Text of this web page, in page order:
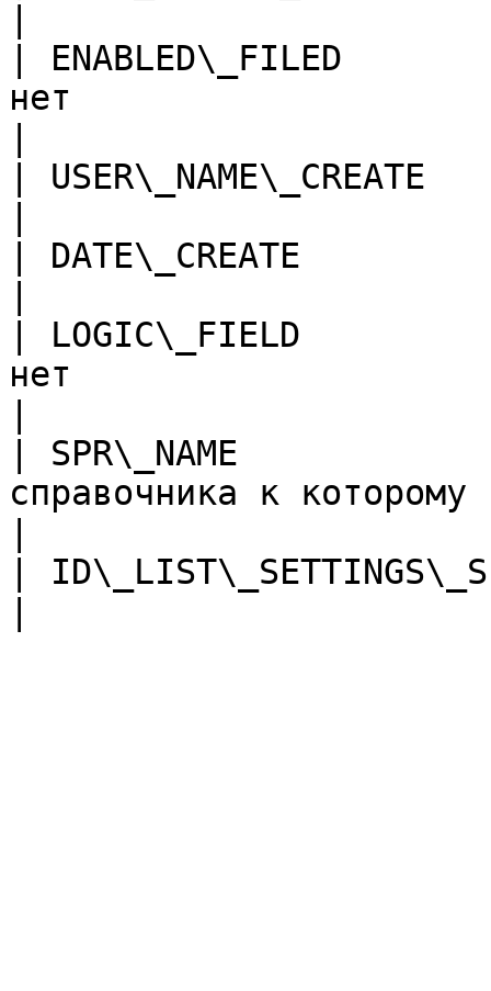
| ENABLED\_FILED
нет
|
| DATE\_CREATE
| LOGIC\_FIELD
нет
| SPR\_NAME
справочника к которому
|